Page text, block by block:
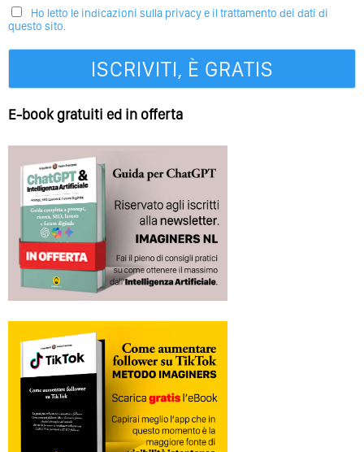
Ho letto le indicazioni sulla privacy e il trattamento dei dati di
questo sito.
E-book gratuiti ed in offerta